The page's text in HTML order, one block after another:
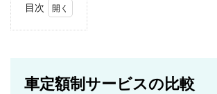
目次
ビス
の比
車定額制サービスの比較